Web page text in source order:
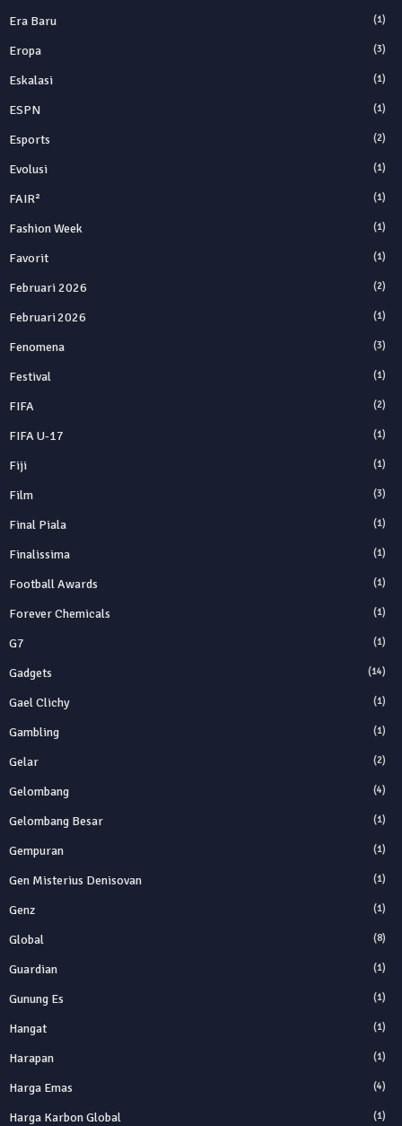
Era Baru (1)
Eropa (3)
Eskalasi (1)
ESPN (1)
Esports (2)
Evolusi (1)
FAIR² (1)
Fashion Week (1)
Favorit (1)
Februari 2026 (2)
Februari 2026 (1)
Fenomena (3)
Festival (1)
FIFA (2)
FIFA U-17 (1)
Fiji (1)
Film (3)
Final Piala (1)
Finalissima (1)
Football Awards (1)
Forever Chemicals (1)
G7 (1)
Gadgets (14)
Gael Clichy (1)
Gambling (1)
Gelar (2)
Gelombang (4)
Gelombang Besar (1)
Gempuran (1)
Gen Misterius Denisovan (1)
Genz (1)
Global (8)
Guardian (1)
Gunung Es (1)
Hangat (1)
Harapan (1)
Harga Emas (4)
Harga Karbon Global (1)